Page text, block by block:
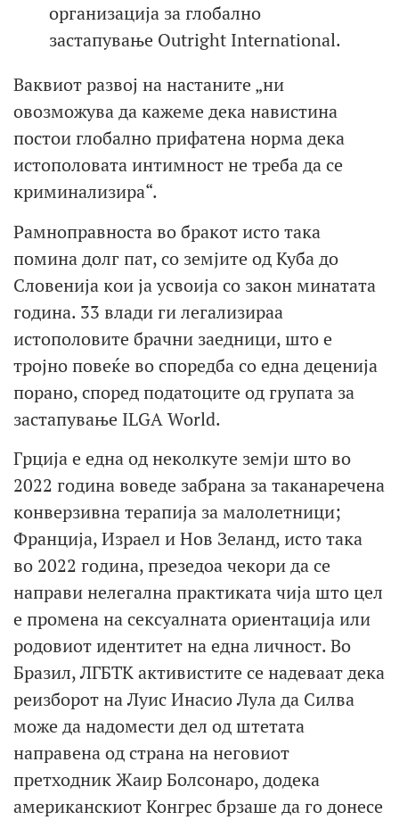
организација за глобално
застапување Outright International.
Ваквиот развој на настаните „ни
овозможува да кажеме дека навистина
постои глобално прифатена норма дека
истополовата интимност не треба да се
криминализира“.
Рамноправноста во бракот исто така
помина долг пат, со земјите од Куба до
Словенија кои ја усвоија со закон минатата
година. 33 влади ги легализираа
истополовите брачни заедници, што е
тројно повеќе во споредба со една деценија
порано, според податоците од групата за
застапување ILGA World.
Грција е една од неколкуте земји што во
2022 година воведе забрана за таканаречена
конверзивна терапија за малолетници;
Франција, Израел и Нов Зеланд, исто така
во 2022 година, презедоа чекори да се
направи нелегална практиката чија што цел
е промена на сексуалната ориентација или
родовиот идентитет на една личност. Во
Бразил, ЛГБТК активистите се надеваат дека
реизборот на Луис Инасио Лула да Силва
може да надомести дел од штетата
направена од страна на неговиот
претходник Жаир Болсонаро, додека
американскиот Конгрес брзаше да го донесе